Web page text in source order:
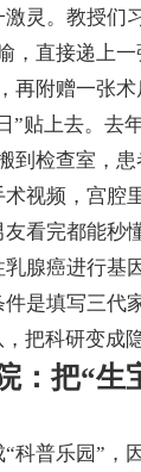
灵。教授们
，直接递上
再附赠一张
”贴上去。去
到检查室，
视频，宫腔
看完都能秒
腺癌进行基
是填写三代
把科研变成
：把“生
科普乐园”，